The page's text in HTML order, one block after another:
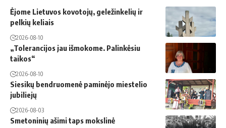
Ėjome Lietuvos kovotojų, geležinkelių ir
pelkių keliais
2026-08-10
„Tolerancijos jau išmokome. Palinkėsiu
taikos“
2026-08-10
Siesikų bendruomenė paminėjo miestelio
jubiliejų
2026-08-03
Smetoninių ašimi taps mokslinė